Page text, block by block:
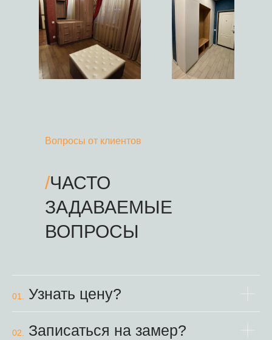
/ЧАСТО
ЗАДАВАЕМЫЕ
Вопросы от клиентов
ВОПРОСЫ
01. Узнать цену?
02. Записаться на замер?